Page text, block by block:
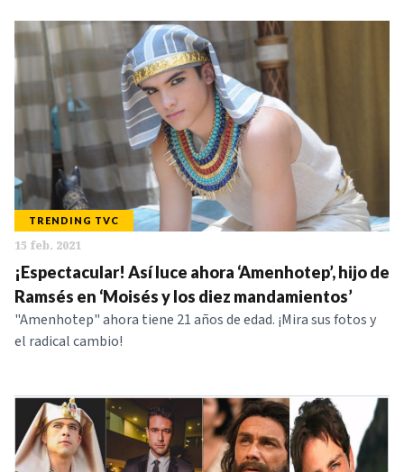
TRENDING TVC
15 feb. 2021
¡Espectacular! Así luce ahora ‘Amenhotep’, hijo de
Ramsés en ‘Moisés y los diez mandamientos’
"Amenhotep" ahora tiene 21 años de edad. ¡Mira sus fotos y
el radical cambio!